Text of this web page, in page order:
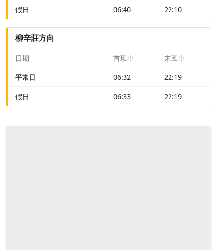
假日 06:40 22:10
柳辛莊方向
日期 首班車 末班車
平常日 06:32 22:19
假日 06:33 22:19